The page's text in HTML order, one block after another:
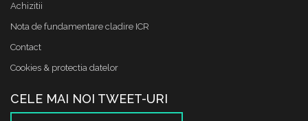
Achizitii
Nota de fundamentare cladire ICR
Contact
Cookies & protectia datelor
CELE MAI NOI TWEET-URI